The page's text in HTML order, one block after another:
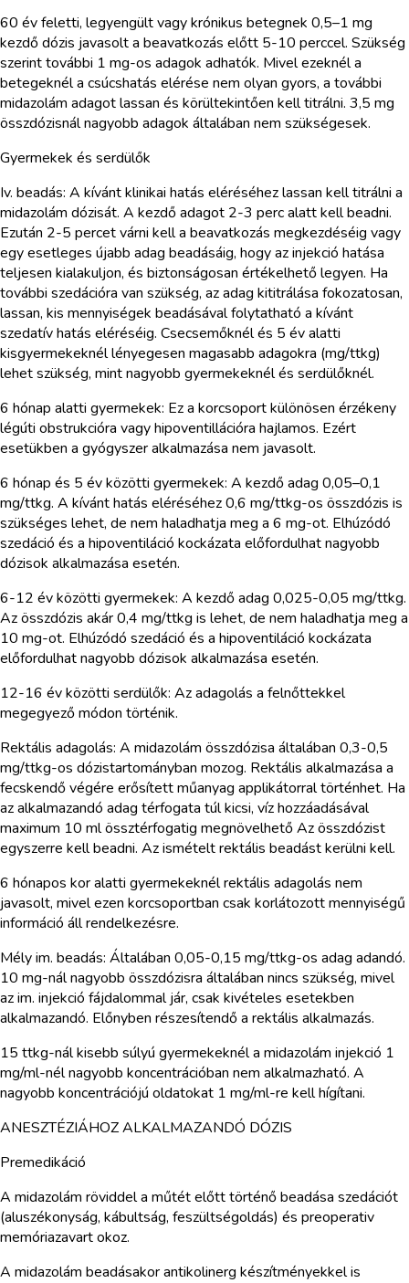
60 év feletti, legyengült vagy krónikus betegnek 0,5–1 mg
kezdő dózis javasolt a beavatkozás előtt 5-10 perccel. Szükség
szerint további 1 mg-os adagok adhatók. Mivel ezeknél a
betegeknél a csúcshatás elérése nem olyan gyors, a további
midazolám adagot lassan és körültekintően kell titrálni. 3,5 mg
összdózisnál nagyobb adagok általában nem szükségesek.
Gyermekek és serdülők
Iv. beadás: A kívánt klinikai hatás eléréséhez lassan kell titrálni a
midazolám dózisát. A kezdő adagot 2-3 perc alatt kell beadni.
Ezután 2-5 percet várni kell a beavatkozás megkezdéséig vagy
egy esetleges újabb adag beadásáig, hogy az injekció hatása
teljesen kialakuljon, és biztonságosan értékelhető legyen. Ha
további szedációra van szükség, az adag kititrálása fokozatosan,
lassan, kis mennyiségek beadásával folytatható a kívánt
szedatív hatás eléréséig. Csecsemőknél és 5 év alatti
kisgyermekeknél lényegesen magasabb adagokra (mg/ttkg)
lehet szükség, mint nagyobb gyermekeknél és serdülőknél.
6 hónap alatti gyermekek: Ez a korcsoport különösen érzékeny
légúti obstrukcióra vagy hipoventillációra hajlamos. Ezért
esetükben a gyógyszer alkalmazása nem javasolt.
6 hónap és 5 év közötti gyermekek: A kezdő adag 0,05–0,1
mg/ttkg. A kívánt hatás eléréséhez 0,6 mg/ttkg-os összdózis is
szükséges lehet, de nem haladhatja meg a 6 mg-ot. Elhúzódó
szedáció és a hipoventiláció kockázata előfordulhat nagyobb
dózisok alkalmazása esetén.
6-12 év közötti gyermekek: A kezdő adag 0,025-0,05 mg/ttkg.
Az összdózis akár 0,4 mg/ttkg is lehet, de nem haladhatja meg a
10 mg-ot. Elhúzódó szedáció és a hipoventiláció kockázata
előfordulhat nagyobb dózisok alkalmazása esetén.
12-16 év közötti serdülők: Az adagolás a felnőttekkel
megegyező módon történik.
Rektális adagolás: A midazolám összdózisa általában 0,3-0,5
mg/ttkg-os dózistartományban mozog. Rektális alkalmazása a
fecskendő végére erősített műanyag applikátorral történhet. Ha
az alkalmazandó adag térfogata túl kicsi, víz hozzáadásával
maximum 10 ml össztérfogatig megnövelhető Az összdózist
egyszerre kell beadni. Az ismételt rektális beadást kerülni kell.
6 hónapos kor alatti gyermekeknél rektális adagolás nem
javasolt, mivel ezen korcsoportban csak korlátozott mennyiségű
információ áll rendelkezésre.
Mély im. beadás: Általában 0,05-0,15 mg/ttkg-os adag adandó.
10 mg-nál nagyobb összdózisra általában nincs szükség, mivel
az im. injekció fájdalommal jár, csak kivételes esetekben
alkalmazandó. Előnyben részesítendő a rektális alkalmazás.
15 ttkg-nál kisebb súlyú gyermekeknél a midazolám injekció 1
mg/ml-nél nagyobb koncentrációban nem alkalmazható. A
nagyobb koncentrációjú oldatokat 1 mg/ml-re kell hígítani.
ANESZTÉZIÁHOZ ALKALMAZANDÓ DÓZIS
Premedikáció
A midazolám röviddel a műtét előtt történő beadása szedációt
(aluszékonyság, kábultság, feszültségoldás) és preoperativ
memóriazavart okoz.
A midazolám beadásakor antikolinerg készítményekkel is